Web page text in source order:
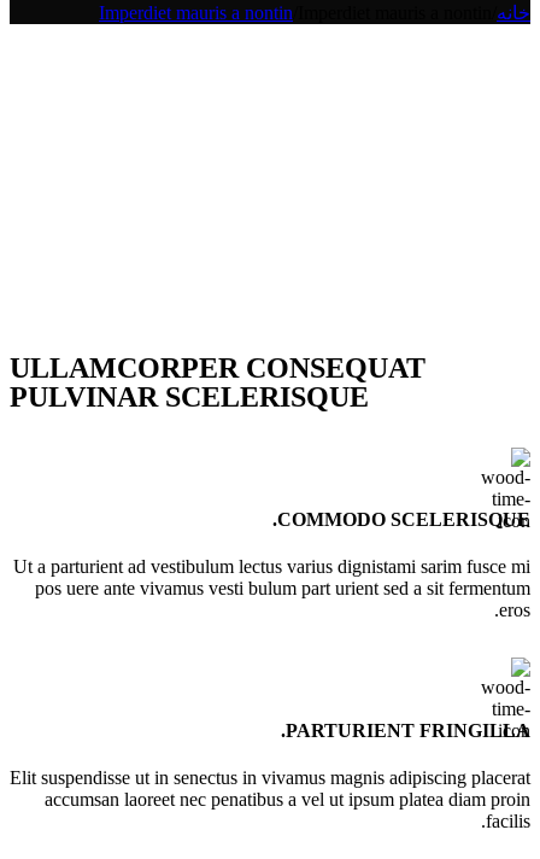
خانه Imperdiet mauris a nontin
ULLAMCORPER CONSEQUAT
PULVINAR SCELERISQUE
COMMODO SCELERISQUE.
Ut a parturient ad vestibulum lectus varius dignistami sarim fusce mi
pos uere ante vivamus vesti bulum part urient sed a sit fermentum
eros.
PARTURIENT FRINGILLA.
Elit suspendisse ut in senectus in vivamus magnis adipiscing placerat
accumsan laoreet nec penatibus a vel ut ipsum platea diam proin
facilis.